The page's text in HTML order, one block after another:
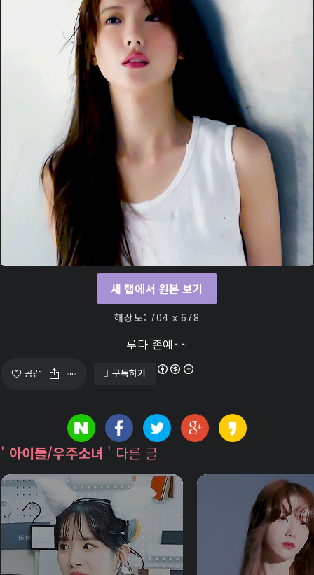
새 탭에서 원본 보기
해상도: 704 x 678
루다 존예~~
공감 구독하기
' 아이돌/우주소녀 ' 다른 글